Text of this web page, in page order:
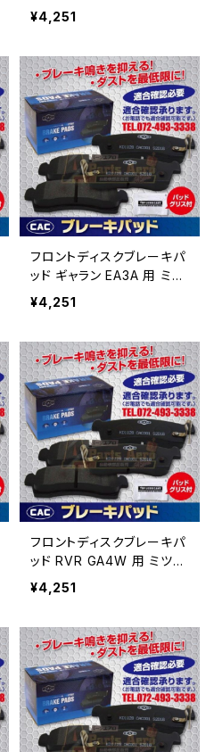
ミツビシ ブレーキパッド
左右 （ＣＡＣ）/専用グリス
¥4,251
フロントディスクブレーキパ
ッド ギャラン EA3A 用 ミツ
ビシ ブレーキパッド左
右 （ＣＡＣ）/専用グリス
¥4,251
フロントディスクブレーキパ
ッド RVR GA4W 用 ミツビ
シ ブレーキパッド左右
（ＣＡＣ）/専用グリス付 PA
¥4,251